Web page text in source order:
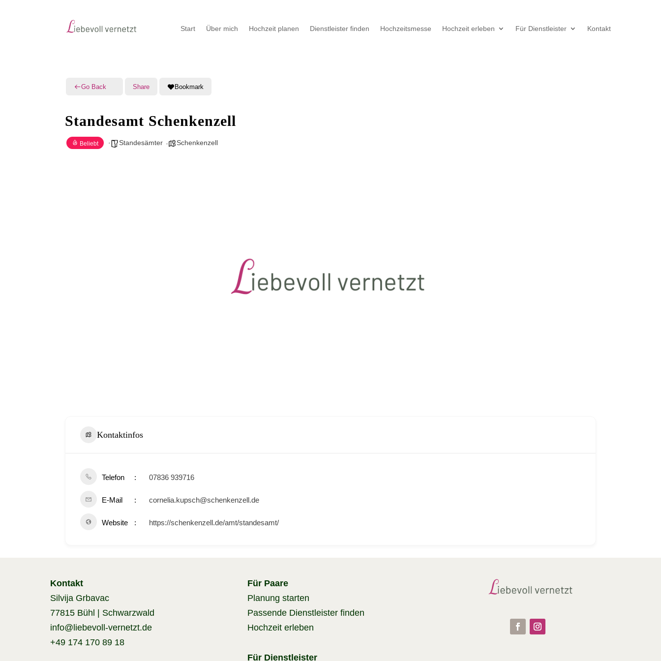
Start Über mich Hochzeit planen Dienstleister finden Hochzeitsmesse Hochzeit erleben Für Dienstleister Kontakt
Go Back Share Bookmark
Standesamt Schenkenzell
Beliebt Standesämter Schenkenzell
Kontaktinfos
Telefon 07836 939716
E-Mail cornelia.kupsch@schenkenzell.de
Website https://schenkenzell.de/amt/standesamt/
Kontakt
Silvija Grbavac
77815 Bühl | Schwarzwald
info@liebevoll-vernetzt.de
+49 174 170 89 18
Für Paare
Planung starten
Passende Dienstleister finden
Hochzeit erleben
Für Dienstleister